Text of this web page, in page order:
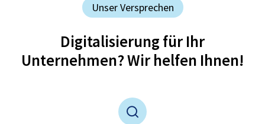
Unser Versprechen
Digitalisierung für Ihr
Unternehmen? Wir helfen Ihnen!